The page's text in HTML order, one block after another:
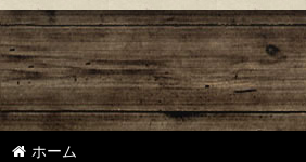
ホーム